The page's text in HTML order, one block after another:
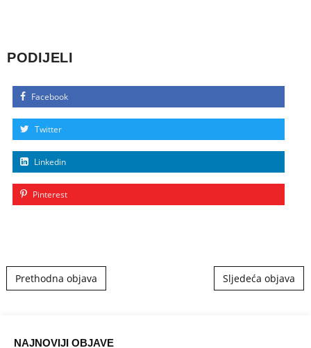
PODIJELI
Facebook
Twitter
Linkedin
Pinterest
Post navigation
Prethodna objava Sljedeća objava
NAJNOVIJI OBJAVE